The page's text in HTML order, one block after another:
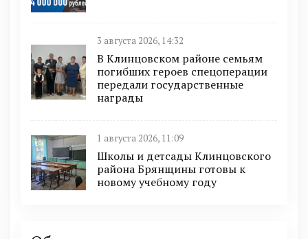
3 августа 2026, 14:32
В Клинцовском районе семьям
погибших героев спецоперации
передали государственные
награды
1 августа 2026, 11:09
Школы и детсады Клинцовского
района Брянщины готовы к
новому учебному году